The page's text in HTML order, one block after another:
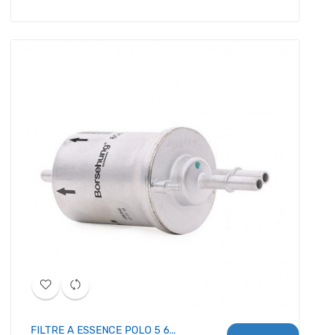
FILTRE A ESSENCE POLO 5 6...